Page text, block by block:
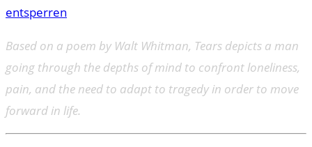
entsperren
Based on a poem by Walt Whitman, Tears depicts a man
going through the depths of mind to confront loneliness,
pain, and the need to adapt to tragedy in order to move
forward in life.